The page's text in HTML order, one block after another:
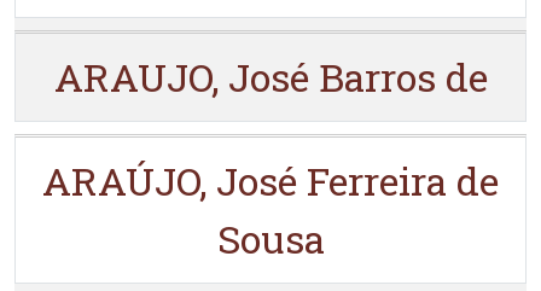
ARAUJO, José Barros de
ARAÚJO, José Ferreira de
Sousa